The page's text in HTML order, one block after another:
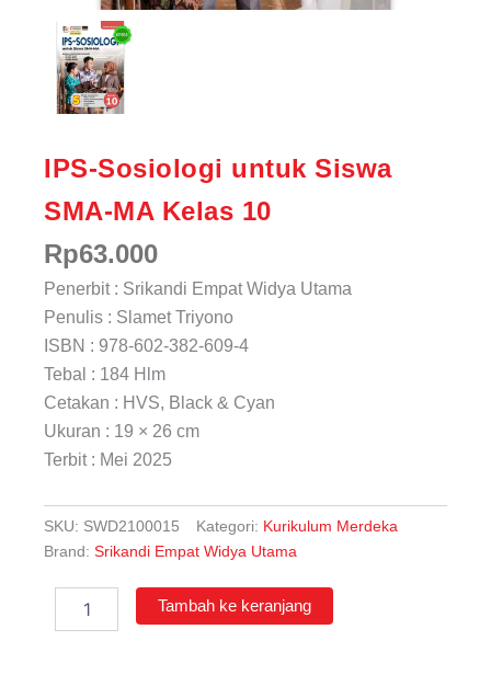
IPS-Sosiologi untuk Siswa
SMA-MA Kelas 10
Rp63.000
Penerbit : Srikandi Empat Widya Utama
Penulis : Slamet Triyono
ISBN : 978-602-382-609-4
Tebal : 184 Hlm
Cetakan : HVS, Black & Cyan
Ukuran : 19 × 26 cm
Terbit : Mei 2025
SKU: SWD2100015 Kategori: Kurikulum Merdeka
Brand: Srikandi Empat Widya Utama
Tambah ke keranjang